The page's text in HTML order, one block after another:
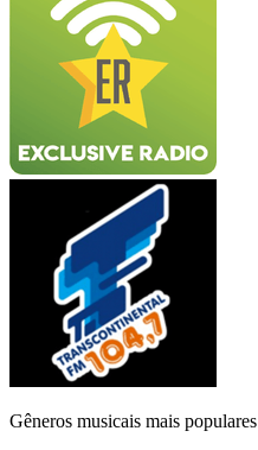
Gêneros musicais mais populares